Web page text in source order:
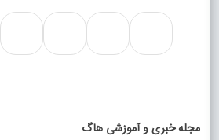
مجله خبری و آموزشی هاگ